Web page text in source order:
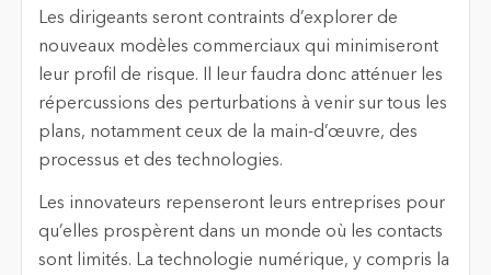
Les dirigeants seront contraints d’explorer de
nouveaux modèles commerciaux qui minimiseront
leur profil de risque. Il leur faudra donc atténuer les
répercussions des perturbations à venir sur tous les
plans, notamment ceux de la main-d’œuvre, des
processus et des technologies.
Les innovateurs repenseront leurs entreprises pour
qu’elles prospèrent dans un monde où les contacts
sont limités. La technologie numérique, y compris la